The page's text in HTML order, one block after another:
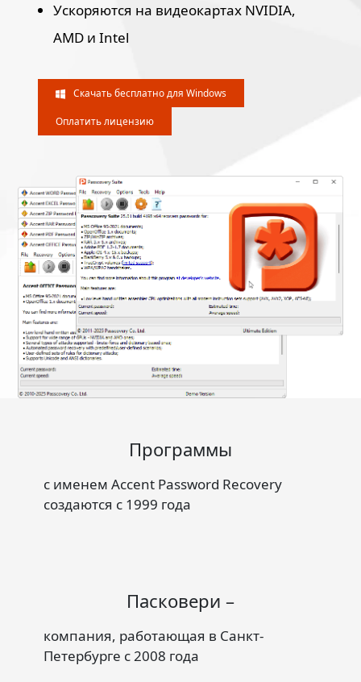
Ускоряются на видеокартах NVIDIA,
AMD и Intel
Скачать бесплатно для Windows
Оплатить лицензию
Программы
с именем Accent Password Recovery
создаются с 1999 года
Пасковери –
компания, работающая в Санкт-
Петербурге с 2008 года